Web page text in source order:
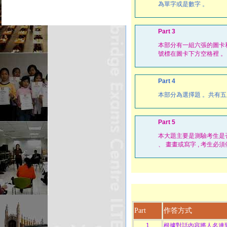
為單字或是數字 。
Part 3
本部分有一組六張的圖
號標在圖卡下方空格裡 。
Part 4
本部分為選擇題 。共有
Part 5
本大題主要是測驗考生
、 畫畫或寫字 , 考生必
Part 作答方式
1
根據對話內容將人名連